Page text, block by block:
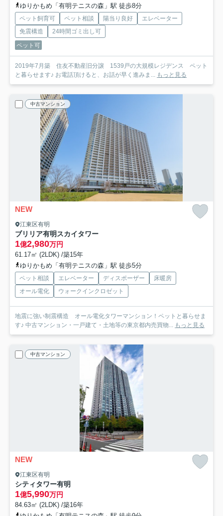
ゆりかもめ「有明テニスの森」駅 徒歩8分
ペット飼育可 ペット相談 陽当り良好
エレベーター
免震構造
24時間ゴミ出し可
ペット可
2019年7月築 住友不動産旧分譲 1539戸の大規模レジデンス ペット
と暮らせます♪ お電話頂けると、お話が早く進みま... もっと見る
中古マンション
NEW
江東区有明
ブリリア有明スカイタワー
1億2,980万円
61.17㎡ (2LDK) /築15年
ゆりかもめ「有明テニスの森」駅 徒歩5分
ペット相談 エレベーター ディスポーザー
床暖房
オール電化
ウォークインクロゼット
地震に強い制震構造 オール電化タワーマンション！ペットと暮らせま
す♪ 中古マンション・一戸建て・土地等の東京都内売買物... もっと見る
中古マンション
NEW
江東区有明
シティタワー有明
1億5,990万円
84.63㎡ (2LDK) /築16年